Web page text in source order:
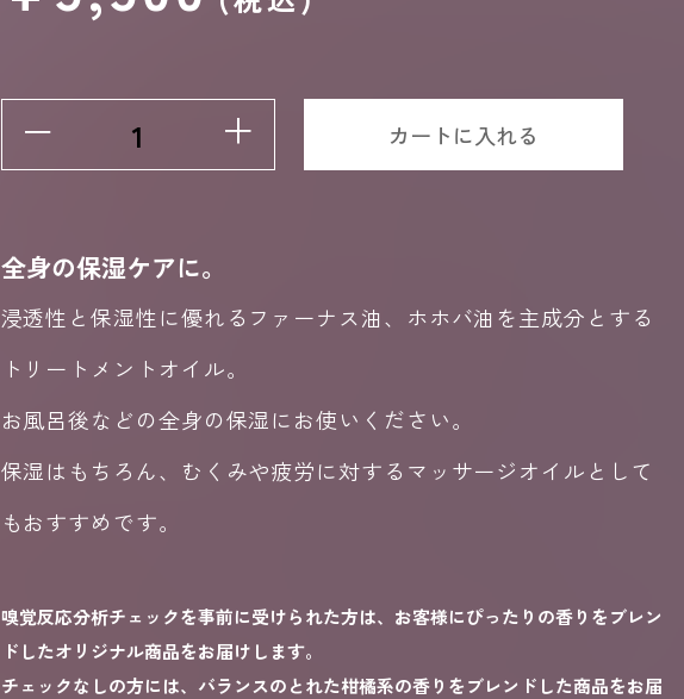
− + カートに入れる
全身の保湿ケアに。
浸透性と保湿性に優れるファーナス油、ホホバ油を主成分とする
トリートメントオイル。
お風呂後などの全身の保湿にお使いください。
保湿はもちろん、むくみや疲労に対するマッサージオイルとして
もおすすめです。
嗅覚反応分析チェックを事前に受けられた方は、お客様にぴったりの香りをブレン
ドしたオリジナル商品をお届けします。
チェックなしの方には、バランスのとれた柑橘系の香りをブレンドした商品をお届